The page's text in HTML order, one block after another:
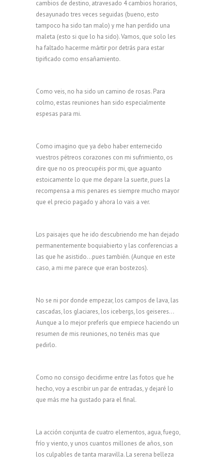
cambios de destino, atravesado 4 cambios horarios,
desayunado tres veces seguidas (bueno, esto
tampoco ha sido tan malo) y me han perdido una
maleta (esto si que lo ha sido). Vamos, que solo les
ha faltado hacerme mártir por detrás para estar
tipificado como ensañamiento.
Como veis, no ha sido un camino de rosas. Para
colmo, estas reuniones han sido especialmente
espesas para mi.
Como imagino que ya debo haber enternecido
vuestros pétreos corazones con mi sufrimiento, os
dire que no os preocupéis por mi, que aguanto
estoicamente lo que me depare la suerte, pues la
recompensa a mis penares es siempre mucho mayor
que el precio pagado y ahora lo vais a ver.
Los paisajes que he ido descubriendo me han dejado
permanentemente boquiabierto y las conferencias a
las que he asistido…pues también. (Aunque en este
caso, a mi me parece que eran bostezos).
No se ni por donde empezar, los campos de lava, las
cascadas, los glaciares, los icebergs, los geiseres…
Aunque a lo mejor preferís que empiece haciendo un
resumen de mis reuniones, no tenéis mas que
pedirlo.
Como no consigo decidirme entre las fotos que he
hecho, voy a escribir un par de entradas, y dejaré lo
que más me ha gustado para el final.
La acción conjunta de cuatro elementos, agua, fuego,
frío y viento, y unos cuantos millones de años, son
los culpables de tanta maravilla. La serena belleza